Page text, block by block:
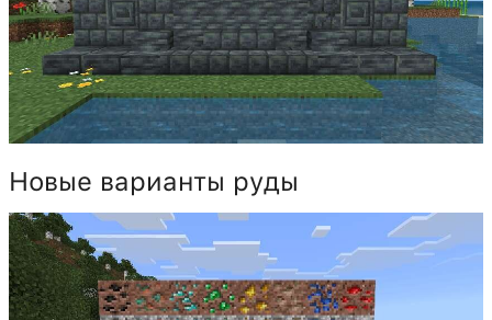
Новые варианты руды